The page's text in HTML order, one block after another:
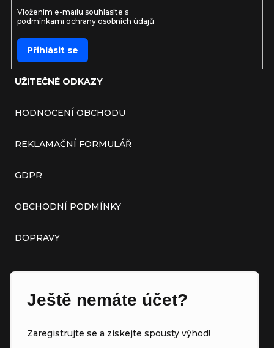
UŽITEČNÉ ODKAZY
HODNOCENÍ OBCHODU
REKLAMAČNÍ FORMULÁŘ
GDPR
OBCHODNÍ PODMÍNKY
DOPRAVY
Ještě nemáte účet?
Zaregistrujte se a získejte spousty výhod!
Vložením e-mailu souhlasíte s
podmínkami ochrany osobních údajů
Přihlásit se